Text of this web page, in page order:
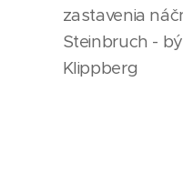
zastavenia
Steinbruch -
Klippberg